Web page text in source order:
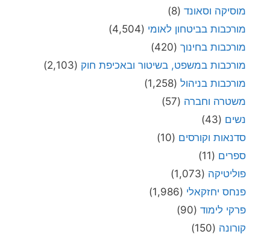
מוסיקה וסאונד (8)
מורכבות בביטחון לאומי (4,504)
מורכבות בחינוך (420)
מורכבות במשפט, בשיטור ובאכיפת חוק (2,103)
מורכבות בניהול (1,258)
משטרה וחברה (57)
נשים (43)
סדנאות וקורסים (10)
ספרים (11)
פוליטיקה (1,073)
פנחס יחזקאלי (1,986)
פרקי לימוד (90)
קורונה (150)